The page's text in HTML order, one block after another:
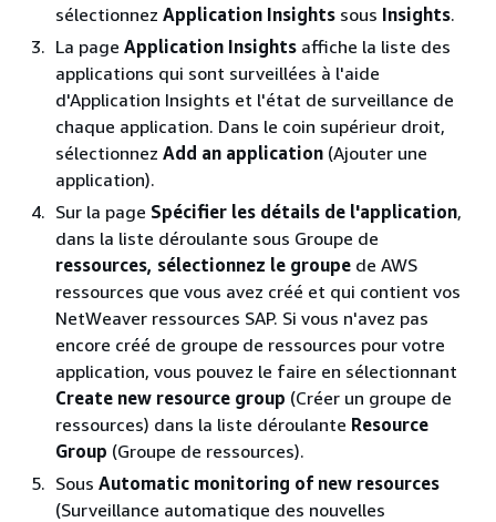
sélectionnez Application Insights sous Insights.
La page Application Insights affiche la liste des
applications qui sont surveillées à l'aide
d'Application Insights et l'état de surveillance de
chaque application. Dans le coin supérieur droit,
sélectionnez Add an application (Ajouter une
application).
Sur la page Spécifier les détails de l'application,
dans la liste déroulante sous Groupe de
ressources, sélectionnez le groupe de AWS
ressources que vous avez créé et qui contient vos
NetWeaver ressources SAP. Si vous n'avez pas
encore créé de groupe de ressources pour votre
application, vous pouvez le faire en sélectionnant
Create new resource group (Créer un groupe de
ressources) dans la liste déroulante Resource
Group (Groupe de ressources).
Sous Automatic monitoring of new resources
(Surveillance automatique des nouvelles